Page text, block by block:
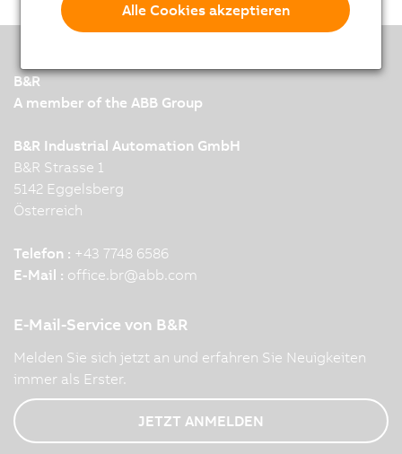
B&R
A member of the ABB Group
B&R Industrial Automation GmbH
B&R Strasse 1
5142 Eggelsberg
Österreich
Telefon : +43 7748 6586
E-Mail : office.br@abb.com
E-Mail-Service von B&R
Melden Sie sich jetzt an und erfahren Sie Neuigkeiten
immer als Erster.
JETZT ANMELDEN
Alle Cookies akzeptieren